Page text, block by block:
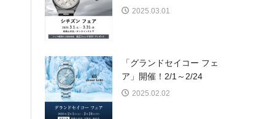
2025.03.01
「グランドセイコー フェ
ア」開催！2/1～2/24
2025.02.02